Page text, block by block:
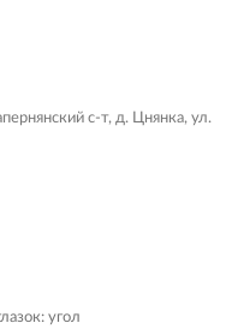
с-т, д. Цнянка, ул.
угол